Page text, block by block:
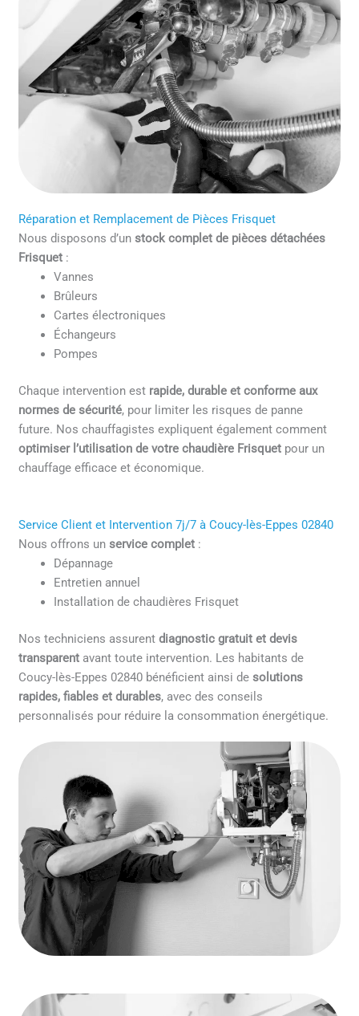
Réparation et Remplacement de Pièces Frisquet
Nous disposons d’unstock complet de pièces détachées
Frisquet :
Vannes
Brûleurs
Cartes électroniques
Échangeurs
Pompes
Chaque intervention est rapide, durable et conforme aux
normes de sécurité, pour limiter les risques de panne
future. Nos chauffagistes expliquent également comment
optimiser l’utilisation de votre chaudière Frisquet pour un
chauffage efficace et économique.
Service Client et Intervention 7j/7 à Coucy-lès-Eppes 02840
Nous offrons unservice complet :
Dépannage
Entretien annuel
Installation de chaudières Frisquet
Nos techniciens assurentdiagnostic gratuit et devis
transparent avant toute intervention. Les habitants de
Coucy-lès-Eppes 02840 bénéficient ainsi desolutions
rapides, fiables et durables, avec des conseils
personnalisés pour réduire la consommation énergétique.